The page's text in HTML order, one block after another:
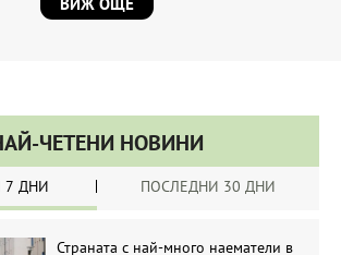
ЧЕТЕНИ НОВИНИ
7 ДНИ ПОСЛЕДНИ 30 ДНИ
Страната с най-много наематели в